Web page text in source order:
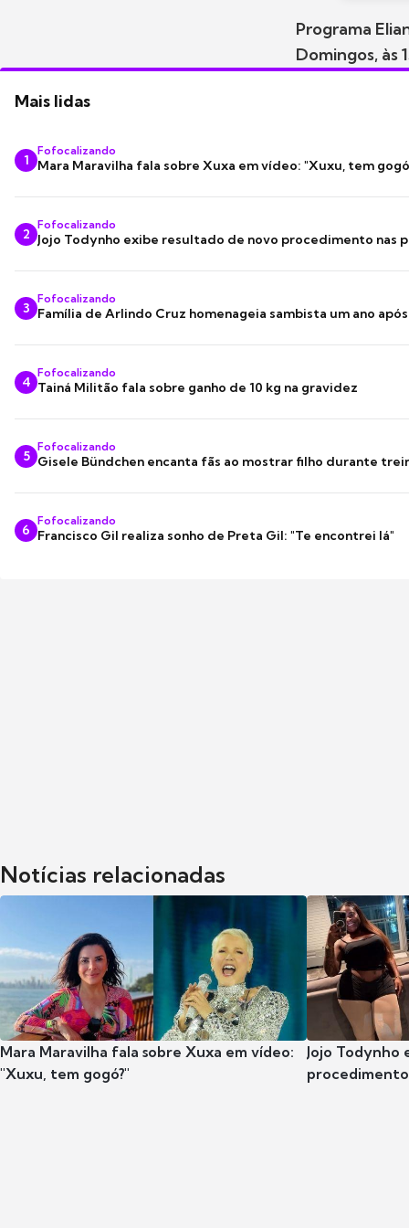
Programa
Domingos, às
Mais lidas
1
Fofocalizando
Mara Maravilha fala sobre Xuxa em vídeo: "Xuxu, tem
2
Fofocalizando
Jojo Todynho exibe resultado de novo procedimento nas
3
Fofocalizando
Família de Arlindo Cruz homenageia sambista um ano
4
Fofocalizando
Tainá Militão fala sobre ganho de 10 kg na gravidez
5
Fofocalizando
Gisele Bündchen encanta fãs ao mostrar filho durante
6
Fofocalizando
Francisco Gil realiza sonho de Preta Gil: "Te encontrei lá"
Notícias relacionadas
Mara Maravilha fala sobre Xuxa em vídeo:
"Xuxu, tem gogó?"
Jojo Todynho
procedimento